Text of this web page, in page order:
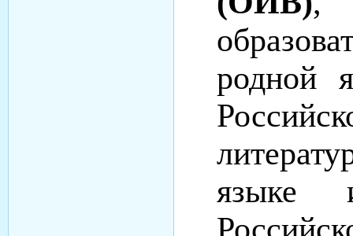
родной
языке